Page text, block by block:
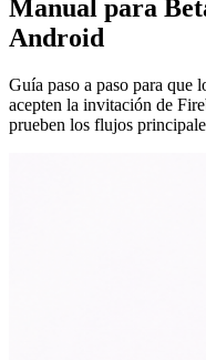
Manual para
Android
Guía paso a paso para que
acepten la invitación de
prueben los flujos